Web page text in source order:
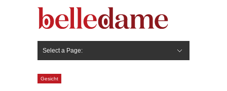
Select a Page:
Gesicht